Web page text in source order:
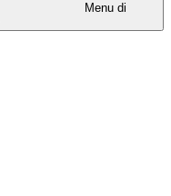
Menu di